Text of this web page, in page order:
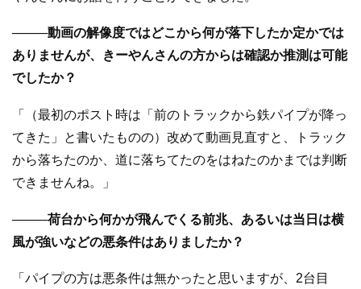
────動画の解像度ではどこから何が落下したか定かでは
ありませんが、きーやんさんの方からは確認か推測は可能
でしたか？
「（最初のポスト時は「前のトラックから鉄パイプが降っ
てきた」と書いたものの）改めて動画見直すと、トラック
から落ちたのか、道に落ちてたのをはねたのかまでは判断
できませんね。」
────荷台から何かが飛んでくる前兆、あるいは当日は横
風が強いなどの悪条件はありましたか？
「パイプの方は悪条件は無かったと思いますが、2台目